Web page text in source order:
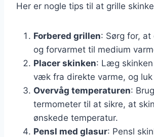
Her er nogle tips til at grille
Forbered grillen: Sørg for, at
og forvarmet til medium
Placer skinken: Læg
væk fra direkte varme, og luk
Overvåg temperaturen:
termometer til at sikre, at
ønskede temperatur.
Pensl med glasur: Pensl